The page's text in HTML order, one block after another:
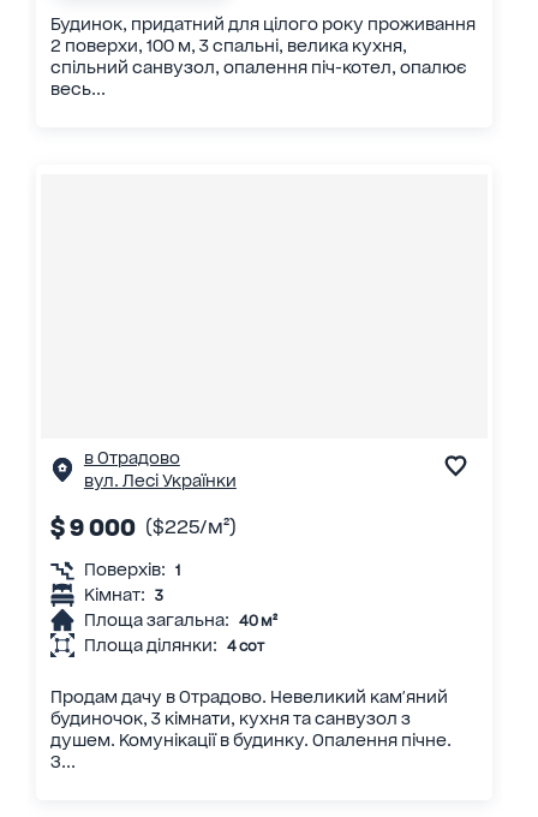
Будинок, придатний для цілого року проживання
2 поверхи, 100 м, 3 спальні, велика кухня,
спільний санвузол, опалення піч-котел, опалює
весь...
в Отрадово
вул. Лесі Українки
$ 9 000 ($225/м²)
Поверхів: 1
Кімнат: 3
Площа загальна: 40 м²
Площа ділянки: 4 сот
Продам дачу в Отрадово. Невеликий кам'яний
будиночок, 3 кімнати, кухня та санвузол з
душем. Комунікації в будинку. Опалення пічне.
З...